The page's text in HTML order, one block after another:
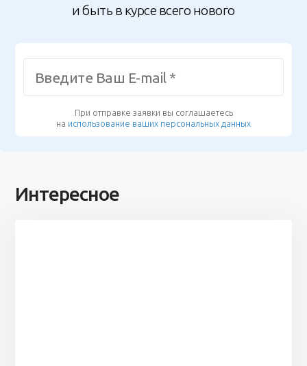
и быть в курсе всего нового
При отправке заявки вы соглашаетесь
на использование ваших персональных данных
Интересное